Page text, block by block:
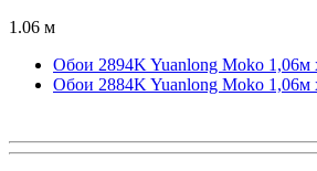
1.06 м
Обои 2894K Yuanlong Moko 1,06м
Обои 2884K Yuanlong Moko 1,06м